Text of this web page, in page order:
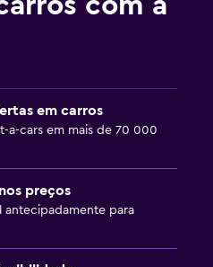
com a
em carros
a-cars em mais de 70 000
preços
antecipadamente para